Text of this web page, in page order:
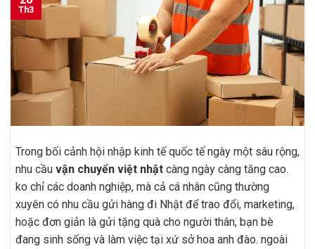
Th3
Trong bối cảnh hội nhập kinh tế quốc tế ngày một sâu rộng,
nhu cầu vận chuyển việt nhật càng ngày càng tăng cao.
ko chỉ các doanh nghiệp, mà cả cá nhân cũng thường
xuyên có nhu cầu gửi hàng đi Nhật để trao đổi, marketing,
hoặc đơn giản là gửi tặng quà cho người thân, bạn bè
đang sinh sống và làm việc tại xứ sở hoa anh đào. ngoài